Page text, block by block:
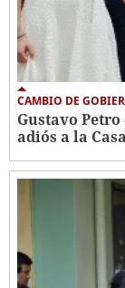
CAMBIO DE
Gustavo
adiós a la